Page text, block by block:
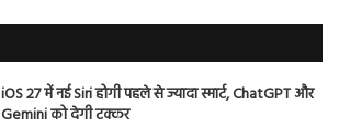
iOS 27 में नई Siri होगी पहले से ज्यादा स्मार्ट, ChatGPT और
Gemini को देगी टक्कर